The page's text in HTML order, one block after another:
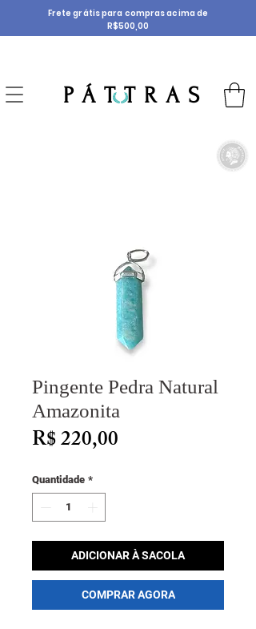
P Á T T R A S
Frete grátis para compras acima de
R$500,00
Pingente Pedra Natural
Amazonita
R$ 220,00
Quantidade *
ADICIONAR À SACOLA
COMPRAR AGORA